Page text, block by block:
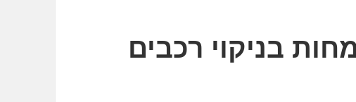
בניקוי רכבים